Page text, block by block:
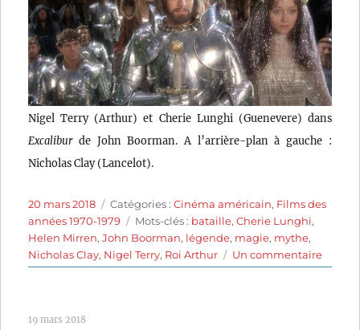
Nigel Terry (Arthur) et Cherie Lunghi (Guenevere) dans
Excaliburde John Boorman. A l’arrière-plan à gauche :
Nicholas Clay (Lancelot).
Publié
le
20 mars 2018 Catégories
Catégories :Cinéma américain, Films des
années 1970-1979
Étiquettes
Mots-clés : bataille,Cherie Lunghi,
Helen Mirren,John Boorman, légende, magie, mythe,
Nicholas Clay, Nigel Terry, Roi Arthur Un commentairesur
19 mars 2018